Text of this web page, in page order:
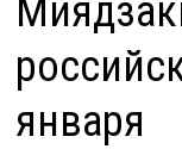
января